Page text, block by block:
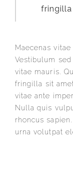
Maecenas
Vestibulum
vitae mauris.
fringilla sit
vitae ante
Nulla quis
rhoncus
urna volutpat